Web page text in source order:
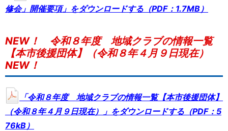
修会」開催要項」をダウンロードする（PDF：1.7MB）
NEW！ 令和８年度 地域クラブの情報一覧
【本市後援団体】（令和８年４月９日現在）
NEW！
「令和８年度 地域クラブの情報一覧【本市後援団体】
（令和８年４月９日現在）」をダウンロードする（PDF：5
76kB）